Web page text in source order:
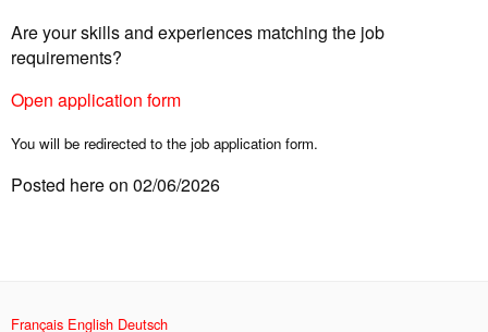
Are your skills and experiences matching the job
requirements?
Open application form
You will be redirected to the job application form.
Posted here on 02/06/2026
Français English Deutsch